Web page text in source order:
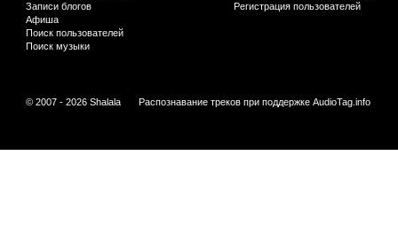
Записи блогов
Афиша
Поиск пользователей
Поиск музыки
Регистрация пользователей
© 2007 - 2026 Shalala Распознавание треков при поддержке AudioTag.info